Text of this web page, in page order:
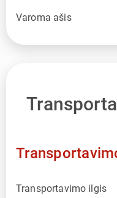
Varoma ašis
Transportavimo ilgis